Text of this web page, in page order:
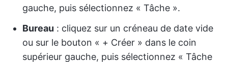
gauche, puis sélectionnez « Tâche ».
Bureau : cliquez sur un créneau de date vide
ou sur le bouton « + Créer » dans le coin
supérieur gauche, puis sélectionnez « Tâche